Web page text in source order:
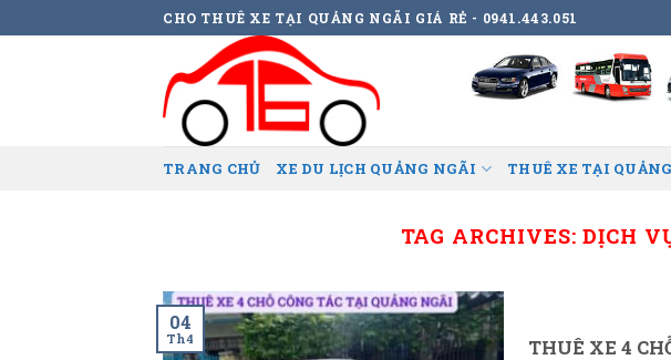
to
CHO THUÊ XE TẠI QUẢNG NGÃI GIÁ RẺ - 0941.443.051
TRANG CHỦ XE DU LỊCH QUẢNG NGÃI THUÊ XE TẠI
TAG ARCHIVES:DỊCH
THUÊ XE 4
04
Th4